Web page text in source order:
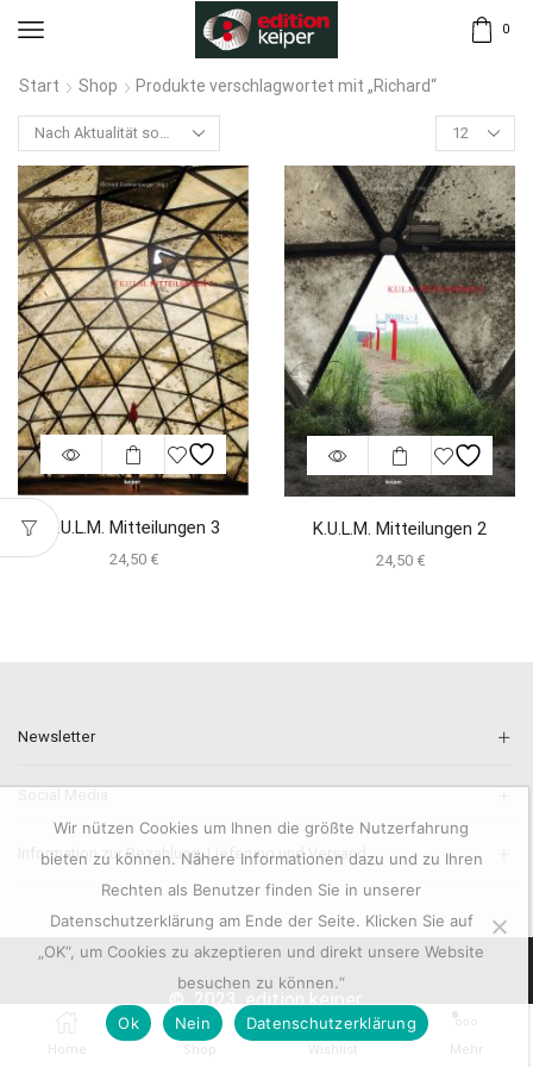
0
Start Shop Produkte verschlagwortet mit „Richard“
K.U.L.M. Mitteilungen 3
24,50 €
K.U.L.M. Mitteilungen 2
24,50 €
Newsletter
Information zur Bezahlung, Lieferung und Versand.
© 2023. edition keiper.
Home Shop Wishlist Mehr
Wir nützen Cookies um Ihnen die größte Nutzerfahrung
bieten zu können. Nähere Informationen dazu und zu Ihren
Rechten als Benutzer finden Sie in unserer
Datenschutzerklärung am Ende der Seite. Klicken Sie auf
„OK“, um Cookies zu akzeptieren und direkt unsere Website
besuchen zu können.“
Ok Nein Datenschutzerklärung